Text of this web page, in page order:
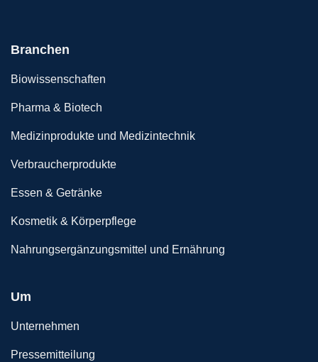
Branchen
Biowissenschaften
Pharma & Biotech
Medizinprodukte und Medizintechnik
Verbraucherprodukte
Essen & Getränke
Kosmetik & Körperpflege
Nahrungsergänzungsmittel und Ernährung
Um
Unternehmen
Pressemitteilung